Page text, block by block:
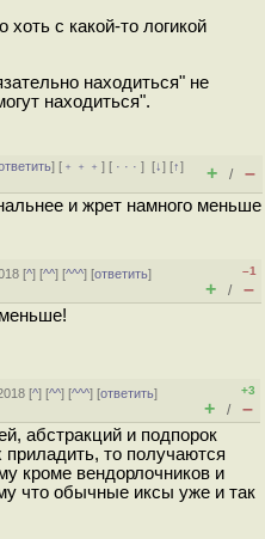
с какой-то логикой
находиться" не
находиться".
] [ ﹢﹢﹢] [ · · ·][↓] [↑]
+ / –
и жрет намного меньше
[^] [^^] [^^^] [ответить]
–1
+ / –
[^] [^^] [^^^] [ответить]
+3
+ / –
абстракций и подпорок
приладить, то получаются
кроме вендорлочников и
что обычные иксы уже и так